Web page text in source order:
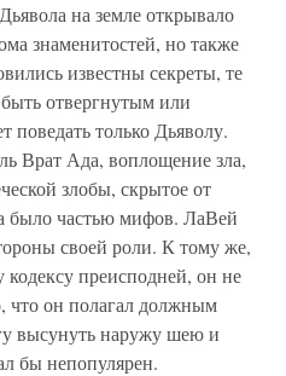
на земле открывало
знаменитостей, но также
известны секреты, те
отвергнутым или
только Дьяволу.
Врат Ада, воплощение зла,
злобы, скрытое от
было частью мифов. ЛаВей
своей роли. К тому же,
преисподней, он не
что он полагал должным
высунуть наружу шею и
бы непопулярен.